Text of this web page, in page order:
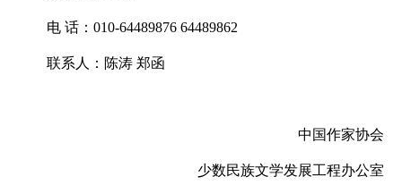
电 话：010-64489876 64489862
联系人：陈涛 郑函
中国作家协会
少数民族文学发展工程办公室